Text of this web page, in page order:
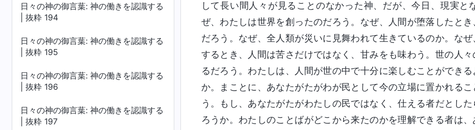
日々の神の御言葉: 神の働きを認識する
| 抜粋 194
日々の神の御言葉: 神の働きを認識する
| 抜粋 195
日々の神の御言葉: 神の働きを認識する
| 抜粋 196
日々の神の御言葉: 神の働きを認識する
| 抜粋 197
して長い間人々が見ることのなかった神、だが、今日、現実
ぜ、わたしは世界を創ったのだろう。なぜ、人間が堕落したと
だろう。なぜ、全人類が災いに見舞われて生きているのか。な
するとき、人間は苦さだけではなく、甘みをも味わう。世の人
るだろう。わたしは、人間が世の中で十分に楽しむことができ
か。まことに、あなたがたがわが民として今の立場に置かれる
う。もし、あなたがたがわたしの民ではなく、仕える者だとし
ろうか。わたしのことばがどこから来たのかを理解できる者は